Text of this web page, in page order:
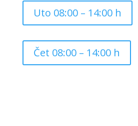
Uto 08:00 – 14:00 h
Čet 08:00 – 14:00 h